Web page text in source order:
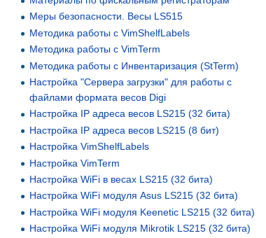
Меры безопасности. Весы LS515
Методика работы с VimShelfLabels
Методика работы с VimTerm
Методика работы с Инвентаризация (StTerm)
Настройка "Сервера загрузки" для работы с
файлами формата весов Digi
Настройка IP адреса весов LS215 (32 бита)
Настройка IP адреса весов LS215 (8 бит)
Настройка VimShelfLabels
Настройка VimTerm
Настройка WiFi в весах LS215 (32 бита)
Настройка WiFi модуля Asus LS215 (32 бита)
Настройка WiFi модуля Keenetic LS215 (32 бита)
Настройка WiFi модуля Mikrotik LS215 (32 бита)